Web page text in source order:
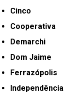
Cinco
Cooperativa
Demarchi
Dom Jaime
Ferrazópolis
Independência